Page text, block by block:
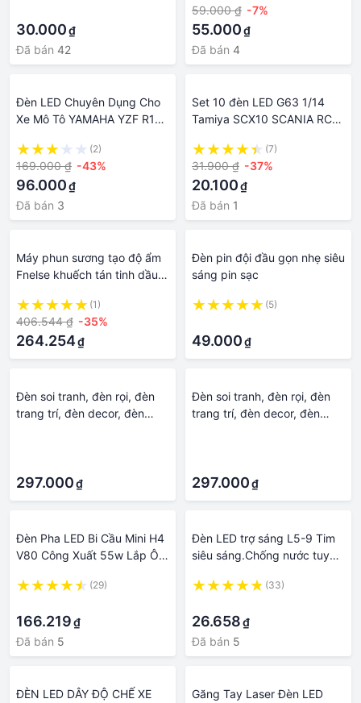
30.000₫
Đã bán 42
59.000 ₫ -7%
55.000₫
Đã bán 4
Đèn LED Chuyên Dụng Cho
Xe Mô Tô YAMAHA YZF R15
MT15 MT-15 (2)
169.000 ₫ -43%
96.000₫
Đã bán 3
Set 10 đèn LED G63 1/14
Tamiya SCX10 SCANIA RC
cho xe tải đồ chơi
(7)
31.900 ₫ -37%
20.100₫
Đã bán 1
Máy phun sương tạo độ ẩm
Fnelse khuếch tán tinh dầu
hình đèn lồng 200ml
(1)
406.544 ₫ -35%
264.254₫
Đèn pin đội đầu gọn nhẹ siêu
sáng pin sạc
(5)
49.000₫
Đèn soi tranh, đèn rọi, đèn
trang trí, đèn decor, đèn
297.000₫
Đèn soi tranh, đèn rọi, đèn
trang trí, đèn decor, đèn
297.000₫
Đèn Pha LED Bi Cầu Mini H4
V80 Công Xuất 55w Lắp Ô
(29)
166.219₫
Đã bán 5
Đèn LED trợ sáng L5-9 Tim
siêu sáng.Chống nước tuyệt
(33)
26.658₫
Đã bán 5
ĐÈN LED DÂY ĐỘ CHẾ XE
Găng Tay Laser Đèn LED